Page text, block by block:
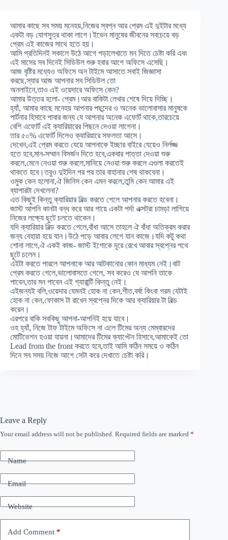
আমার কাছে সব সময় মনেহয়,নিজের স্বপ্ন আর প্রেম এই দুইটার মধ্যে
একটা বড় যোগসুত্র থাকা লাগে।ইভেন মানুষের জীবনের সবচেয়ে বড়
প্রেম এই কাজের সাথে হতে হয়।
আমি প্রতিদিনই সকালে উঠে আগে পড়ালেখাতে মন দিতে চেষ্টা করি এবং
এই মাসের সব দিনেই সিডিউল শুরু হবার আগে অফিসে এসেছি।
আজ বৃষ্টির মধ্যেও অফিসে অন টাইমে আসাতে সবাই জিজ্ঞাসা
করছে,স্যার আজ আপনার সব সিডিউল তো
অনলাইনে,তাও এই ওয়েদারে অফিসে কেন?
আমার উত্তর হলো- প্রেম।আর বাকিটা লেখার শেষে দিয়ে দিচ্ছি।
হ্যাঁ, আমার কাছে মনেহয় আপনার পছন্দের ও অনেক ভালোবাসার মানুষকে
পার্টনার হিসাবে পাবার জন্য যে আপনার অনেক এফোর্ট থাকে,তারচেয়ে
বেশি এফোর্ট এই ক্যারিয়ারের পিছনে দেওয়া লাগেনা।
তার ৫০% এফোর্ট দিলেও ক্যারিয়ারে সফলতা আসে।
দেখেন,এই প্রেম করতে যেয়ে আপনাকে ইচ্ছার বাইরে যেয়েও নির্লজ্জ
হতে হবে,মান-সম্মান বিসর্জন দিতে হবে,একবার পাত্তা দেওয়া শুরু
করলে,মেনে নেওয়া শুরু করলে,মানিয়ে নেওয়া শুরু করলে এগুলা করতেই
থাকতে হবে।তবুও দুইদিন পর পর তার বাহানার শেষ থাকবেনা।
ওমুক কেন হলোনা,ঐ জিনিস কেন এমন করলে,তুমি কেন আমার এই
ব্যাপারটা দেখলেনা?
এত কিছুই কিন্তু ক্যারিয়ার বিল্ড করতে গেলে আপনার করতে হবেনা।
জাস্ট আপনি কানটা বন্ধ করে আর গায়ে একটা পর্দা এক্সট্রা চামড়া লাগিয়ে
নিজের লক্ষ্যে ছুটে চলতে থাকেন।
যদি ক্যারিয়ার বিল্ড করতে গেলে,বাঁধা আসে তাহলে ঐ বাঁধা অতিক্রম করার
জন্য বেহায়া হয়ে যান।উঠে পড়ে আবার লেগে যান কাজে।যদি কটু কথা
শোনা লাগে,ঐ একই কাজ- জাস্ট ইগোকে দূরে রেখে আবার স্বপ্নের পথে
ছুটে চলেন।
এইটা করতে পারলে আপনাকে আর আটকানোর কোন মাধ্যম নেই।বাট
প্রেম করতে গেলে,ভালোবাসতে গেলে, সব করেও যে আপনি তাকে
পাবেন,তার মন পাবেন এই গ্যারান্টি কিন্তু নেই।
এইজন্যই বলি,ওয়েদার যেমনই হোক না কেন,শীত,বর্ষা কিংবা গরম যেটাই
হোক না কেন,ফোকাস টা রাখেন স্বপ্নের দিকে আর ক্যারিয়ার টা বিল্ড
করেন।
এরপরে বাকি সবকিছু আপনা-আপনিই হয়ে যাবে।
ওহ হ্যাঁ, নিজে টাফ টাইমে অফিসে না এলে টিমের অন্য মেম্বারদের
মোটিভেশন হওয়া যায়না।আমাদের টিমের ক্যাপ্টেন হিসাবে,আমাকেই তো
Lead from the front করতে হবে,তাই আমি কঠিন সময়ে ও কঠিন
দিনে সব সময় নিজে আগে সেটা করে দেখাতে চেষ্টা করি।
Leave a Reply
Your email address will not be published. Required fields are marked *
Name
Email
Website
Add Comment *